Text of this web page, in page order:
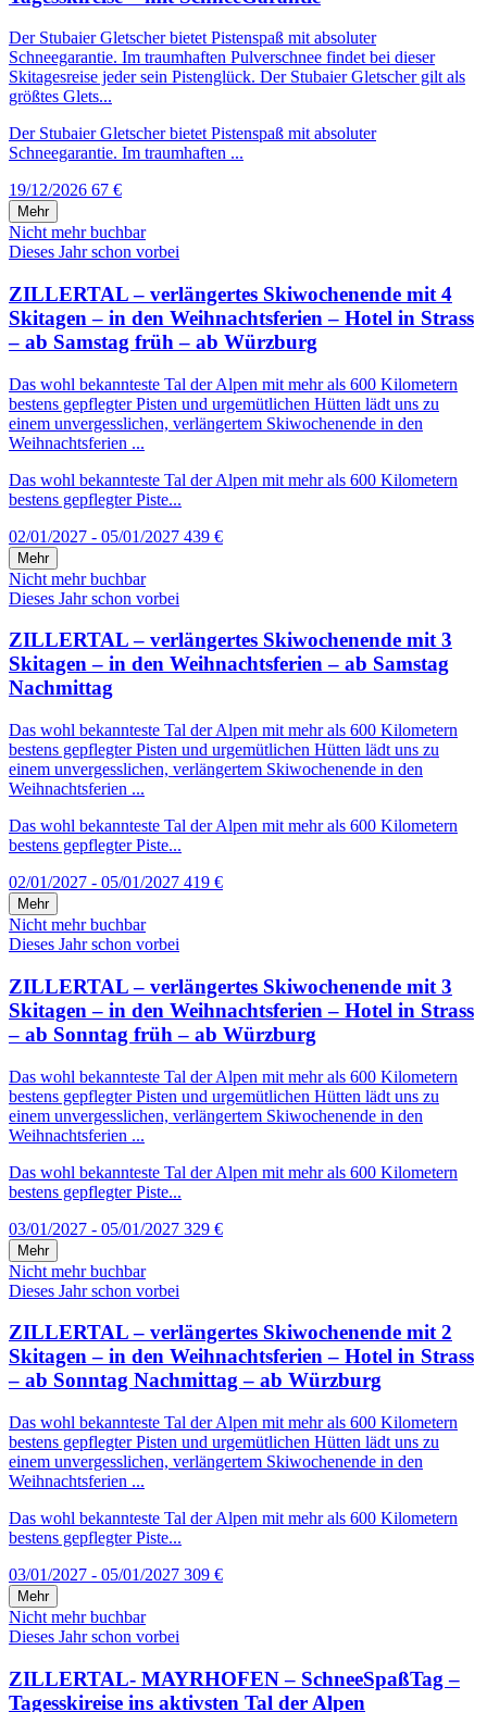
Der Stubaier Gletscher bietet Pistenspaß mit absoluter
Schneegarantie. Im traumhaften Pulverschnee findet bei dieser
Skitagesreise jeder sein Pistenglück. Der Stubaier Gletscher gilt als
größtes Glets...
Der Stubaier Gletscher bietet Pistenspaß mit absoluter
Schneegarantie. Im traumhaften ...
19/12/2026 67 €
Mehr
Nicht mehr buchbar
Dieses Jahr schon vorbei
ZILLERTAL – verlängertes Skiwochenende mit 4
Skitagen – in den Weihnachtsferien – Hotel in Strass
– ab Samstag früh – ab Würzburg
Das wohl bekannteste Tal der Alpen mit mehr als 600 Kilometern
bestens gepflegter Pisten und urgemütlichen Hütten lädt uns zu
einem unvergesslichen, verlängertem Skiwochenende in den
Weihnachtsferien ...
Das wohl bekannteste Tal der Alpen mit mehr als 600 Kilometern
bestens gepflegter Piste...
02/01/2027 - 05/01/2027 439 €
Mehr
Nicht mehr buchbar
Dieses Jahr schon vorbei
ZILLERTAL – verlängertes Skiwochenende mit 3
Skitagen – in den Weihnachtsferien – ab Samstag
Nachmittag
Das wohl bekannteste Tal der Alpen mit mehr als 600 Kilometern
bestens gepflegter Pisten und urgemütlichen Hütten lädt uns zu
einem unvergesslichen, verlängertem Skiwochenende in den
Weihnachtsferien ...
Das wohl bekannteste Tal der Alpen mit mehr als 600 Kilometern
bestens gepflegter Piste...
02/01/2027 - 05/01/2027 419 €
Mehr
Nicht mehr buchbar
Dieses Jahr schon vorbei
ZILLERTAL – verlängertes Skiwochenende mit 3
Skitagen – in den Weihnachtsferien – Hotel in Strass
– ab Sonntag früh – ab Würzburg
Das wohl bekannteste Tal der Alpen mit mehr als 600 Kilometern
bestens gepflegter Pisten und urgemütlichen Hütten lädt uns zu
einem unvergesslichen, verlängertem Skiwochenende in den
Weihnachtsferien ...
Das wohl bekannteste Tal der Alpen mit mehr als 600 Kilometern
bestens gepflegter Piste...
03/01/2027 - 05/01/2027 329 €
Mehr
Nicht mehr buchbar
Dieses Jahr schon vorbei
ZILLERTAL – verlängertes Skiwochenende mit 2
Skitagen – in den Weihnachtsferien – Hotel in Strass
– ab Sonntag Nachmittag – ab Würzburg
Das wohl bekannteste Tal der Alpen mit mehr als 600 Kilometern
bestens gepflegter Pisten und urgemütlichen Hütten lädt uns zu
einem unvergesslichen, verlängertem Skiwochenende in den
Weihnachtsferien ...
Das wohl bekannteste Tal der Alpen mit mehr als 600 Kilometern
bestens gepflegter Piste...
03/01/2027 - 05/01/2027 309 €
Mehr
Nicht mehr buchbar
Dieses Jahr schon vorbei
ZILLERTAL- MAYRHOFEN – SchneeSpaßTag –
Tagesskireise ins aktivsten Tal der Alpen